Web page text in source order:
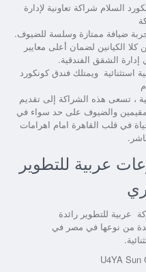
السلام شراكة تعاونية لإدارة
الكيانين لضمان أعلى معايير
إدارة الشقق الفندقية.
استثنائية ويمتلك فندق كونكورد
، تسعى هذه الشراكة إلى تقديم
والضيوف على حد سواء في
في قلب القاهرة امام اهرامات
عربية للتطوير
من نوعها في مصر في
U4YA Sun